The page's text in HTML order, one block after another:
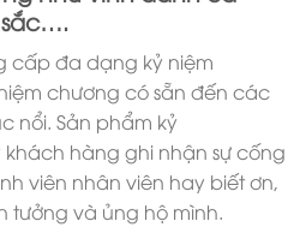
cấp đa dạng kỷ niệm
chương có sẵn đến các
nổi. Sản phẩm kỷ
hàng ghi nhận sự cống
viên nhân viên hay biết ơn,
tưởng và ủng hộ mình.